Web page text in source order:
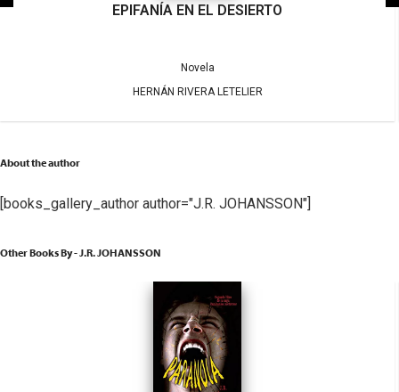
EPIFANÍA EN EL DESIERTO
Novela
HERNÁN RIVERA LETELIER
About the author
[books_gallery_author author="J.R. JOHANSSON"]
Other Books By - J.R. JOHANSSON